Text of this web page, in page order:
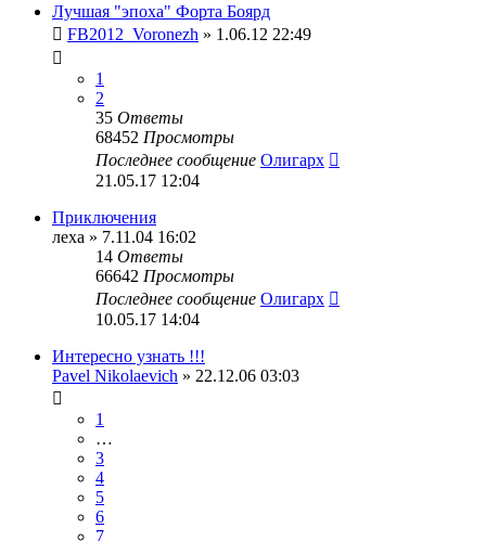
Лучшая "эпоха" Форта Боярд
FB2012_Voronezh » 1.06.12 22:49
1
2
35 Ответы
68452 Просмотры
Последнее сообщение Олигарх
21.05.17 12:04
Приключения
леха » 7.11.04 16:02
14 Ответы
66642 Просмотры
Последнее сообщение Олигарх
10.05.17 14:04
Интересно узнать !!!
Pavel Nikolaevich » 22.12.06 03:03
1
…
3
4
5
6
7